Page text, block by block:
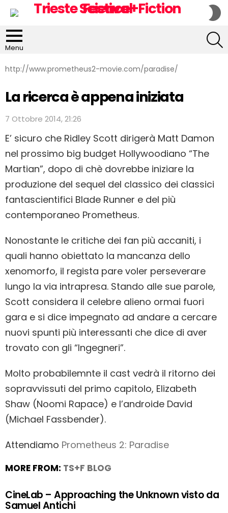
Menu
http://www.prometheus2-movie.com/paradise/
La ricerca è appena iniziata
7 Ottobre 2014, 21:26
E’ sicuro che Ridley Scott dirigerà Matt Damon
nel prossimo big budget Hollywoodiano “The
Martian”, dopo di chè dovrebbe iniziare la
produzione del sequel del classico dei classici
fantascientifici Blade Runner e del più
contemporaneo Prometheus.
Nonostante le critiche dei fan più accaniti, i
quali hanno obiettato la mancanza dello
xenomorfo, il regista pare voler perseverare
lungo la via intrapresa. Stando alle sue parole,
Scott considera il celebre alieno ormai fuori
gara e si dice impegnato ad andare a cercare
nuovi spunti più interessanti che dice di aver
trovato con gli “Ingegneri”.
Molto probabilemnte il cast vedrà il ritorno dei
sopravvissuti del primo capitolo, Elizabeth
Shaw (Noomi Rapace) e l’androide David
(Michael Fassbender).
Attendiamo Prometheus 2: Paradise
MORE FROM: TS+F BLOG
CineLab – Approaching the Unknown visto da
Samuel Antichi